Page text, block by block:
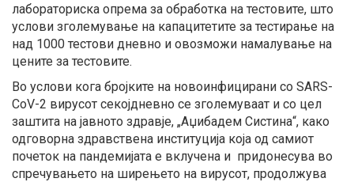
лабораториска опрема за обработка на тестовите, што
услови зголемување на капацитетите за тестирање на
над 1000 тестови дневно и овозможи намалување на
цените за тестовите.
Во услови кога бројките на новоинфицирани со SARS-
CoV-2 вирусот секојдневно се зголемуваат и со цел
заштита на јавното здравје, „Аџибадем Систина“, како
одговорна здравствена институција која од самиот
почеток на пандемијата е вклучена и придонесува во
спречувањето на ширењето на вирусот, продолжува